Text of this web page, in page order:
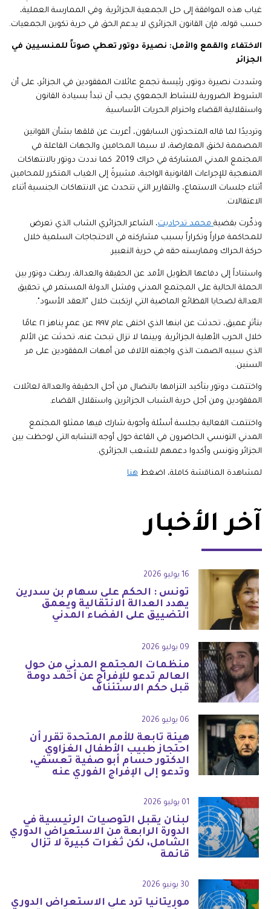
غياب هذه الموافقة إلى حل الجمعية الجزائرية. وفي الممارسة العملية،
حسب قوله، فإن القانون الجزائري لا يدعم الحق في حرية تكوين الجمعيات.
الاختفاء والقمع والأمل: نصيرة دوتور تعطي صوتاً للمنسيين في
الجزائر
وشددت نصيرة دوتور، رئيسة تجمع عائلات المفقودين في الجزائر، على أن
الشروط الضرورية للنشاط الجمعوي يجب أن تبدأ بسيادة القانون
واستقلالية القضاء واحترام الحريات الأساسية.
وترديدًا لما قاله المتحدثون السابقون، أعربت عن قلقها بشأن القوانين
المصممة لخنق المعارضة، لا سيما المحامين والجهات الفاعلة في
المجتمع المدني المشاركة في حراك 2019. كما نددت دوتور بالانتهاكات
المنهجية للإجراءات القانونية الواجبة، مشيرةً إلى الغياب المتكرر للمحامين
أثناء جلسات الاستماع، والتقارير التي تتحدث عن الانتهاكات الجنسية أثناء
الاعتقالات.
وذكّرت بقضيةمحمد تدجاديت، الشاعر الجزائري الشاب الذي تعرض
للمحاكمة مراراً وتكراراً بسبب مشاركته في الاحتجاجات السلمية خلال
حركة الحراك وممارسته حقه في حرية التعبير.
واستناداً إلى دفاعها الطويل الأمد عن الحقيقة والعدالة، ربطت دوتور بين
الحملة الحالية على المجتمع المدني وفشل الدولة المستمر في تحقيق
العدالة لضحايا الفظائع الماضية التي ارتكبت خلال "العقد الأسود".
بتأثرٍ عميق، تحدثت عن ابنها الذي اختفى عام ١٩٩٧ عن عمرٍ يناهز ٢١ عامًا
خلال الحرب الأهلية الجزائرية. وبينما لا تزال تبحث عنه، تحدثت عن الألم
الذي سببه الصمت الذي واجهته الآلاف من أمهات المفقودين على مر
السنين.
واختتمت دوتور بتأكيد التزامها بالنضال من أجل الحقيقة والعدالة لعائلات
المفقودين ومن أجل حرية الشباب الجزائرين واستقلال القضاء.
واختتمت الفعالية بجلسة أسئلة وأجوبة شارك فيها ممثلو المجتمع
المدني التونسي الحاضرون في القاعة حول أوجه التشابه التي لوحظت بين
الجزائر وتونس وأكدوا دعمهم للشعب الجزائري.
لمشاهدة المناقشة كاملة، اضغط هنا
آخر الأخبار
16 يوليو 2026
تونس : الحكم على سهام بن سدرين
يهدد العدالة الانتقالية ويعمق
التضييق على الفضاء المدني
09 يوليو 2026
منظمات المجتمع المدني من حول
العالم تدعو للإفراج عن أحمد دومة
قبل حكم الاستئناف
06 يوليو 2026
هيئة تابعة للأمم المتحدة تقرر أن
احتجاز طبيب الأطفال الغزاوي
الدكتور حسام أبو صفية تعسفي،
وتدعو إلى الإفراج الفوري عنه
01 يوليو 2026
لبنان يقبل التوصيات الرئيسية في
الدورة الرابعة من الاستعراض الدوري
الشامل، لكن ثغرات كبيرة لا تزال
قائمة
30 يونيو 2026
موريتانيا ترد على الاستعراض الدوري